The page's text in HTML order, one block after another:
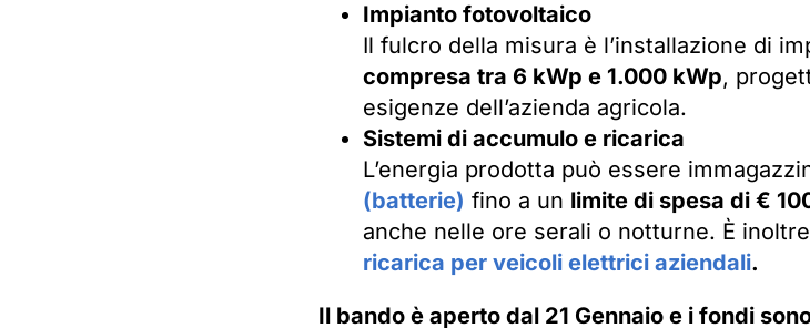
Impianto fotovoltaico
Il fulcro della misura è l’installazione di
compresa tra 6 kWp e 1.000 kWp,
esigenze dell’azienda agricola.
Sistemi di accumulo e ricarica
L’energia prodotta può essere
(batterie) fino a un limite di spesa di €
anche nelle ore serali o notturne. È
ricarica per veicoli elettrici aziendali.
Il bando è aperto dal 21 Gennaio e i fondi